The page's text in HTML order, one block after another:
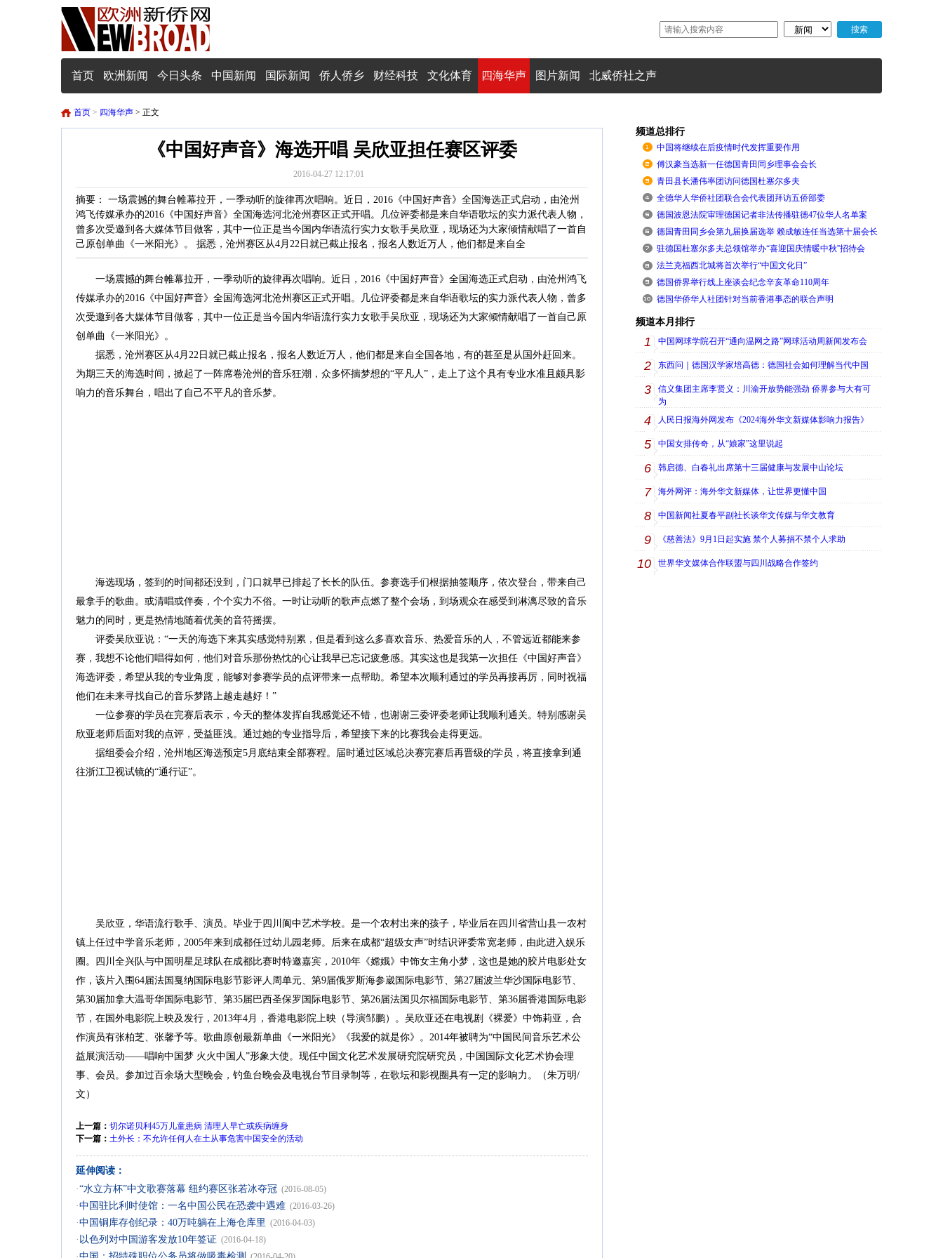
首页 欧洲新闻 今日头条 中国新闻 国际新闻 侨人侨乡 财经科技 文化体育 四海华声 图片新闻 北威侨社之声
首页 > 四海华声 > 正文
《中国好声音》海选开唱 吴欣亚担任赛区评委
2016-04-27 12:17:01
摘要： 一场震撼的舞台帷幕拉开，一季动听的旋律再次唱响。近日，2016《中国好声音》全国海选正式启动，由沧州
鸿飞传媒承办的2016《中国好声音》全国海选河北沧州赛区正式开唱。几位评委都是来自华语歌坛的实力派代表人物，
曾多次受邀到各大媒体节目做客，其中一位正是当今国内华语流行实力女歌手吴欣亚，现场还为大家倾情献唱了一首自
己原创单曲《一米阳光》。 据悉，沧州赛区从4月22日就已截止报名，报名人数近万人，他们都是来自全
一场震撼的舞台帷幕拉开，一季动听的旋律再次唱响。近日，2016《中国好声音》全国海选正式启动，由沧州鸿飞
传媒承办的2016《中国好声音》全国海选河北沧州赛区正式开唱。几位评委都是来自华语歌坛的实力派代表人物，曾多
次受邀到各大媒体节目做客，其中一位正是当今国内华语流行实力女歌手吴欣亚，现场还为大家倾情献唱了一首自己原
创单曲《一米阳光》。
据悉，沧州赛区从4月22日就已截止报名，报名人数近万人，他们都是来自全国各地，有的甚至是从国外赶回来。
为期三天的海选时间，掀起了一阵席卷沧州的音乐狂潮，众多怀揣梦想的“平凡人”，走上了这个具有专业水准且颇具影
响力的音乐舞台，唱出了自己不平凡的音乐梦。
海选现场，签到的时间都还没到，门口就早已排起了长长的队伍。参赛选手们根据抽签顺序，依次登台，带来自己
最拿手的歌曲。或清唱或伴奏，个个实力不俗。一时让动听的歌声点燃了整个会场，到场观众在感受到淋漓尽致的音乐
魅力的同时，更是热情地随着优美的音符摇摆。
评委吴欣亚说：“一天的海选下来其实感觉特别累，但是看到这么多喜欢音乐、热爱音乐的人，不管远近都能来参
赛，我想不论他们唱得如何，他们对音乐那份热忱的心让我早已忘记疲惫感。其实这也是我第一次担任《中国好声音》
海选评委，希望从我的专业角度，能够对参赛学员的点评带来一点帮助。希望本次顺利通过的学员再接再厉，同时祝福
他们在未来寻找自己的音乐梦路上越走越好！”
一位参赛的学员在完赛后表示，今天的整体发挥自我感觉还不错，也谢谢三委评委老师让我顺利通关。特别感谢吴
欣亚老师后面对我的点评，受益匪浅。通过她的专业指导后，希望接下来的比赛我会走得更远。
据组委会介绍，沧州地区海选预定5月底结束全部赛程。届时通过区域总决赛完赛后再晋级的学员，将直接拿到通
往浙江卫视试镜的“通行证”。
吴欣亚，华语流行歌手、演员。毕业于四川阆中艺术学校。是一个农村出来的孩子，毕业后在四川省营山县一农村
镇上任过中学音乐老师，2005年来到成都任过幼儿园老师。后来在成都“超级女声”时结识评委常宽老师，由此进入娱乐
圈。四川全兴队与中国明星足球队在成都比赛时特邀嘉宾，2010年《嫦娥》中饰女主角小梦，这也是她的胶片电影处女
作，该片入围64届法国戛纳国际电影节影评人周单元、第9届俄罗斯海参崴国际电影节、第27届波兰华沙国际电影节、
第30届加拿大温哥华国际电影节、第35届巴西圣保罗国际电影节、第26届法国贝尔福国际电影节、第36届香港国际电影
节，在国外电影院上映及发行，2013年4月，香港电影院上映（导演邹鹏）。吴欣亚还在电视剧《裸爱》中饰莉亚，合
作演员有张柏芝、张馨予等。歌曲原创最新单曲《一米阳光》《我爱的就是你》。2014年被聘为“中国民间音乐艺术公
益展演活动——唱响中国梦 火火中国人”形象大使。现任中国文化艺术发展研究院研究员，中国国际文化艺术协会理
事、会员。参加过百余场大型晚会，钓鱼台晚会及电视台节目录制等，在歌坛和影视圈具有一定的影响力。（朱万明/
文）
上一篇： 切尔诺贝利45万儿童患病 清理人早亡或疾病缠身
下一篇： 土外长：不允许任何人在土从事危害中国安全的活动
延伸阅读：
·“水立方杯”中文歌赛落幕 纽约赛区张若冰夺冠 (2016-08-05)
·中国驻比利时使馆：一名中国公民在恐袭中遇难 (2016-03-26)
·中国铜库存创纪录：40万吨躺在上海仓库里 (2016-04-03)
· 以色列对中国游客发放10年签证 (2016-04-18)
频道总排行
中国将继续在后疫情时代发挥重要作用
傅汉豪当选新一任德国青田同乡理事会会长
青田县长潘伟率团访问德国杜塞尔多夫
全德华人华侨社团联合会代表团拜访五侨部委
德国波恩法院审理德国记者非法传播驻德47位华人名单案
德国青田同乡会第九届换届选举 赖成敏连任当选第十届会长
驻德国杜塞尔多夫总领馆举办“喜迎国庆情暖中秋''招待会
法兰克福西北城将首次举行“中国文化日”
德国侨界举行线上座谈会纪念辛亥革命110周年
德国华侨华人社团针对当前香港事态的联合声明
频道本月排行
1 中国网球学院召开“通向温网之路”网球活动周新闻发布会
2 东西问｜德国汉学家培高德：德国社会如何理解当代中国
3
信义集团主席李贤义：川渝开放势能强劲 侨界参与大有可
为
4 人民日报海外网发布《2024海外华文新媒体影响力报告》
5 中国女排传奇，从“娘家”这里说起
6 韩启德、白春礼出席第十三届健康与发展中山论坛
7 海外网评：海外华文新媒体，让世界更懂中国
8 中国新闻社夏春平副社长谈华文传媒与华文教育
9 《慈善法》9月1日起实施 禁个人募捐不禁个人求助
10 世界华文媒体合作联盟与四川战略合作签约